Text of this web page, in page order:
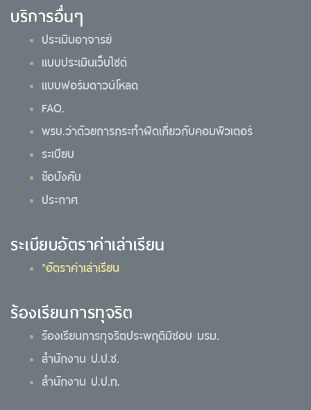
บริการอื่นๆ
ประเมินอาจารย์
แบบประเมินเว็บไซต์
แบบฟอร์มดาวน์โหลด
FAQ.
พรบ.ว่าด้วยการกระทำผิดเกี่ยวกับคอมพิวเตอร์
ระเบียบ
ข้อบังคับ
ประกาศ
ระเบียบอัตราค่าเล่าเรียน
*อัตราค่าเล่าเรียน
ร้องเรียนการทุจริต
ร้องเรียนการทุจริตประพฤติมิชอบ มรม.
สำนักงาน ป.ป.ช.
สำนักงาน ป.ป.ท.